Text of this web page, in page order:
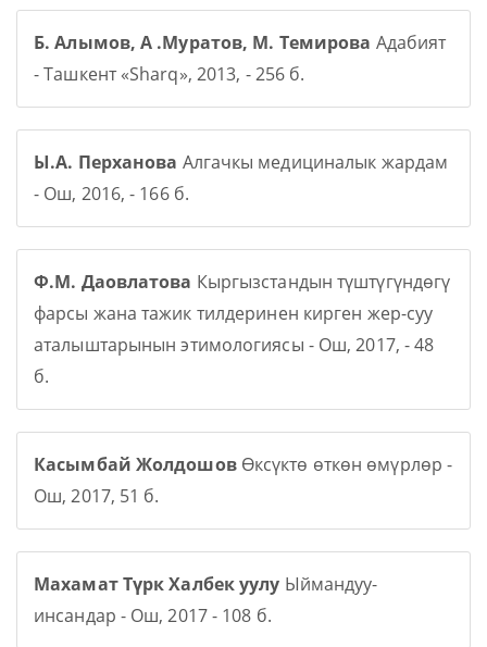
Б. Алымов, А .Муратов, М. Темирова Адабият
- Ташкент «Sharq», 2013, - 256 б.
Ы.А. Перханова Алгачкы медициналык жардам
- Ош, 2016, - 166 б.
Ф.М. Даовлатова Кыргызстандын түштүгүндөгү
фарсы жана тажик тилдеринен кирген жер-суу
аталыштарынын этимологиясы - Ош, 2017, - 48
б.
Касымбай Жолдошов Өксүктө өткөн өмүрлөр -
Ош, 2017, 51 б.
Махамат Түрк Халбек уулу Ыймандуу-
инсандар - Ош, 2017 - 108 б.